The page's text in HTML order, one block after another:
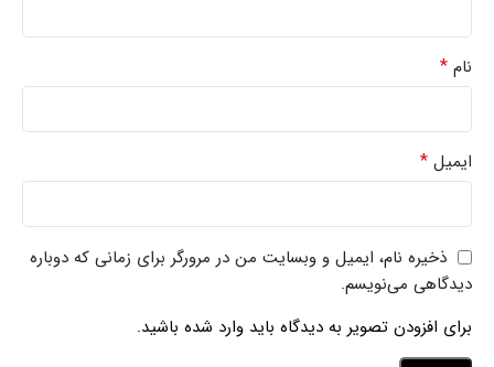
نام *
ایمیل *
ذخیره نام، ایمیل و وبسایت من در مرورگر برای زمانی که دوباره
دیدگاهی می‌نویسم.
برای افزودن تصویر به دیدگاه باید وارد شده باشید.